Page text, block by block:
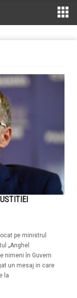
pe ministrul
„Anghel
nimeni în Guvern
un mesaj in care
la